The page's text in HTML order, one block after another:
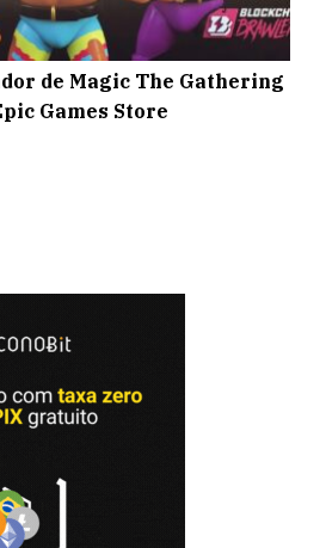
de Magic The Gathering
Games Store